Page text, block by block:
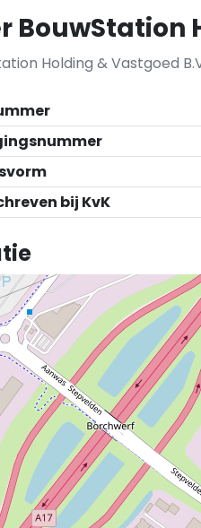
BouwStation
Holding & Vastgoed
bij KvK